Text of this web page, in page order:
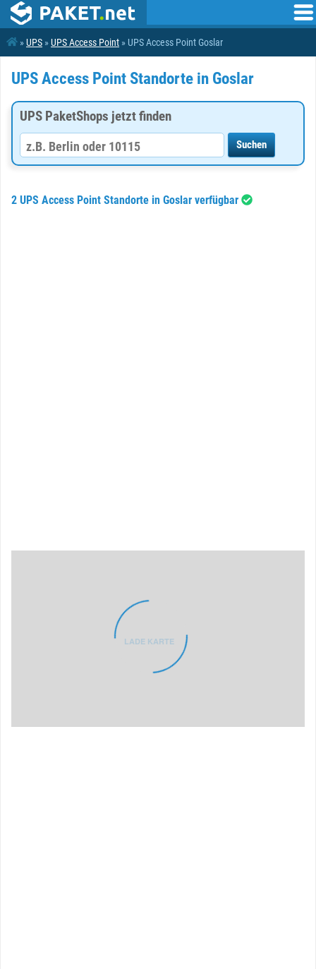
»UPS »UPS Access Point » UPS Access Point Goslar
UPS Access Point Standorte in Goslar
UPS PaketShops jetzt finden
2 UPS Access Point Standorte in Goslar verfügbar